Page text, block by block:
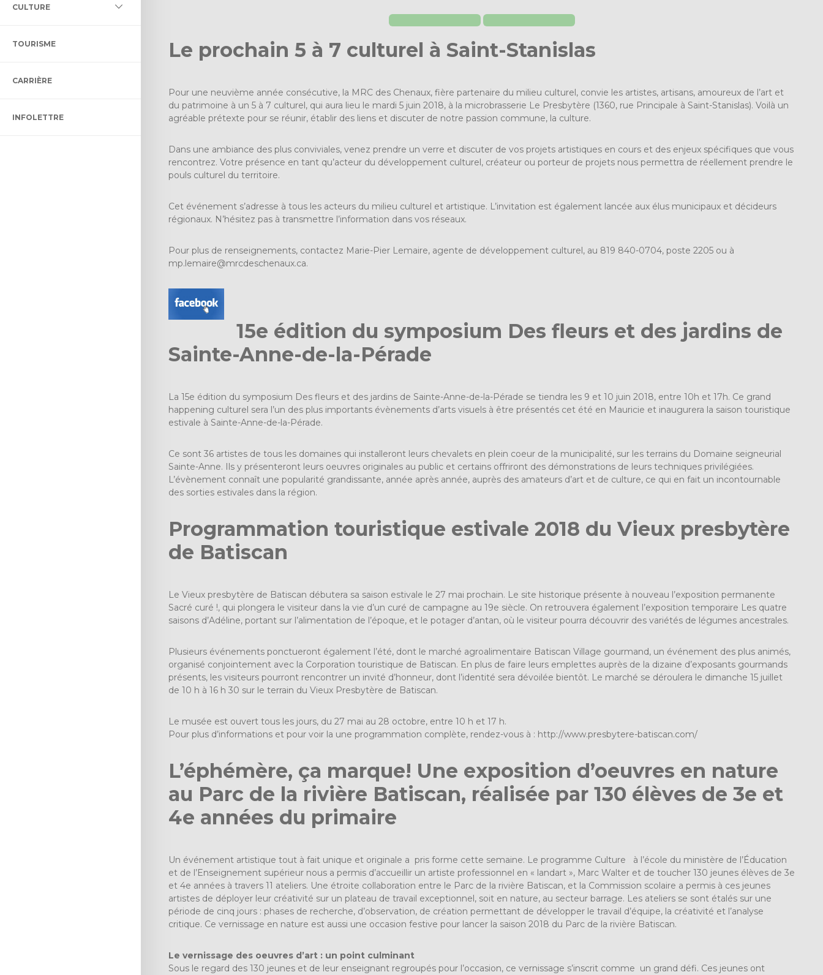
DES MILIEUX HUMIDES ET
ET DE
CONTRÔLE INTÉRIMAIRE
ET ADAPTÉ
CULTURE
BIBLIO DES CHENAUX
DENIS-DUPONT
TOURISME
CARRIÈRE
INFOLETTRE
Le prochain 5 à 7 culturel à Saint-Stanislas
Pour une neuvième année consécutive, la MRC des Chenaux, fière partenaire du milieu culturel, convie les artistes, artisans, amoureux de l’art et
du patrimoine à un 5 à 7 culturel, qui aura lieu le mardi 5 juin 2018, à la microbrasserie Le Presbytère (1360, rue Principale à Saint-Stanislas). Voilà un
agréable prétexte pour se réunir, établir des liens et discuter de notre passion commune, la culture.
Dans une ambiance des plus conviviales, venez prendre un verre et discuter de vos projets artistiques en cours et des enjeux spécifiques que vous
rencontrez. Votre présence en tant qu’acteur du développement culturel, créateur ou porteur de projets nous permettra de réellement prendre le
pouls culturel du territoire.
Cet événement s’adresse à tous les acteurs du milieu culturel et artistique. L’invitation est également lancée aux élus municipaux et décideurs
régionaux. N’hésitez pas à transmettre l’information dans vos réseaux.
Pour plus de renseignements, contactez Marie-Pier Lemaire, agente de développement culturel, au 819 840-0704, poste 2205 ou à
mp.lemaire@mrcdeschenaux.ca.
15e édition du symposium Des fleurs et des jardins de
Sainte-Anne-de-la-Pérade
La 15e édition du symposium Des fleurs et des jardins de Sainte-Anne-de-la-Pérade se tiendra les 9 et 10 juin 2018, entre 10h et 17h. Ce grand
happening culturel sera l’un des plus importants évènements d’arts visuels à être présentés cet été en Mauricie et inaugurera la saison touristique
estivale à Sainte-Anne-de-la-Pérade.
Ce sont 36 artistes de tous les domaines qui installeront leurs chevalets en plein coeur de la municipalité, sur les terrains du Domaine seigneurial
Sainte-Anne. Ils y présenteront leurs oeuvres originales au public et certains offriront des démonstrations de leurs techniques privilégiées.
L’évènement connaît une popularité grandissante, année après année, auprès des amateurs d’art et de culture, ce qui en fait un incontournable
des sorties estivales dans la région.
Programmation touristique estivale 2018 du Vieux presbytère
de Batiscan
Le Vieux presbytère de Batiscan débutera sa saison estivale le 27 mai prochain. Le site historique présente à nouveau l’exposition permanente
Sacré curé !, qui plongera le visiteur dans la vie d’un curé de campagne au 19e siècle. On retrouvera également l’exposition temporaire Les quatre
saisons d’Adéline, portant sur l’alimentation de l’époque, et le potager d’antan, où le visiteur pourra découvrir des variétés de légumes ancestrales.
Plusieurs événements ponctueront également l’été, dont le marché agroalimentaire Batiscan Village gourmand, un événement des plus animés,
organisé conjointement avec la Corporation touristique de Batiscan. En plus de faire leurs emplettes auprès de la dizaine d’exposants gourmands
présents, les visiteurs pourront rencontrer un invité d’honneur, dont l’identité sera dévoilée bientôt. Le marché se déroulera le dimanche 15 juillet
de 10 h à 16 h 30 sur le terrain du Vieux Presbytère de Batiscan.
Le musée est ouvert tous les jours, du 27 mai au 28 octobre, entre 10 h et 17 h.
Pour plus d’informations et pour voir la une programmation complète, rendez-vous à : http://www.presbytere-batiscan.com/
L’éphémère, ça marque! Une exposition d’oeuvres en nature
au Parc de la rivière Batiscan, réalisée par 130 élèves de 3e et
4e années du primaire
Un événement artistique tout à fait unique et originale a pris forme cette semaine. Le programme Culture à l’école du ministère de l’Éducation
et de l’Enseignement supérieur nous a permis d’accueillir un artiste professionnel en « landart », Marc Walter et de toucher 130 jeunes élèves de 3e
et 4e années à travers 11 ateliers. Une étroite collaboration entre le Parc de la rivière Batiscan, et la Commission scolaire a permis à ces jeunes
artistes de déployer leur créativité sur un plateau de travail exceptionnel, soit en nature, au secteur barrage. Les ateliers se sont étalés sur une
période de cinq jours : phases de recherche, d’observation, de création permettant de développer le travail d’équipe, la créativité et l’analyse
critique. Ce vernissage en nature est aussi une occasion festive pour lancer la saison 2018 du Parc de la rivière Batiscan.
Le vernissage des oeuvres d’art : un point culminant
Sous le regard des 130 jeunes et de leur enseignant regroupés pour l’occasion, ce vernissage s’inscrit comme un grand défi. Ces jeunes ont